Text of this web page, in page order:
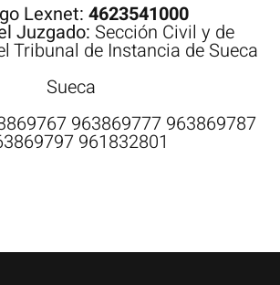
Lexnet: 4623541000
Juzgado: Sección Civil y de
Tribunal de Instancia de Sueca
Sueca
963869777 963869787
961832801